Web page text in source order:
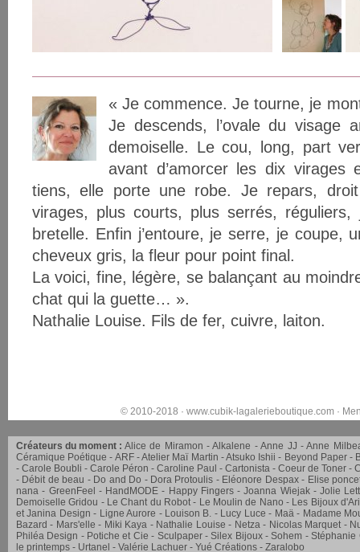
« Je commence. Je tourne, je
Je descends, l’ovale du visage
demoiselle. Le cou, long, part
avant d’amorcer les dix virages
tiens, elle porte une robe. Je repars,
virages, plus courts, plus serrés, réguliers,
bretelle. Enfin j’entoure, je serre, je coupe,
cheveux gris, la fleur pour point final.
La voici, fine, légère, se balançant au
chat qui la guette… ».
Nathalie Louise. Fils de fer, cuivre, laiton.
© 2010-2018 · www.cubik-lagalerieboutique.com·
Créateurs du moment : Alice de Miramon Alkalene Anne JJ
Anne
Céramique Poétique
ARF Atelier Maï Martin Atsuko Ishii Beyond Paper
Carole Boubli
Carole Péron Caroline Paul Cartonista Coeur de Toner
Débit de beau
Do and Do Dora Protoulis Eléonore Despax
Elise
nana
GreenFeel HandMODE Happy Fingers Joanna Wiejak
Jolie
Demoiselle Gridou
Le Chant du Robot Le Moulin de Nano
Les Bijoux d'Ari
et Janina Design
Ligne Aurore Louison B. Lucy Luce Maä
Madame
Bazard
Mars'elle Miki Kaya Nathalie Louise Netza Nicolas Marquet
Philéa Design
Potiche et Cie Sculpaper Silex Bijoux Sohem
Stéphanie
le printemps
Urtanel Valérie Lachuer Yué Créations Zaralobo